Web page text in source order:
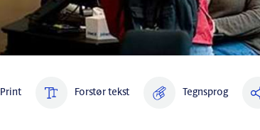
Print Forstør tekst Tegnsprog